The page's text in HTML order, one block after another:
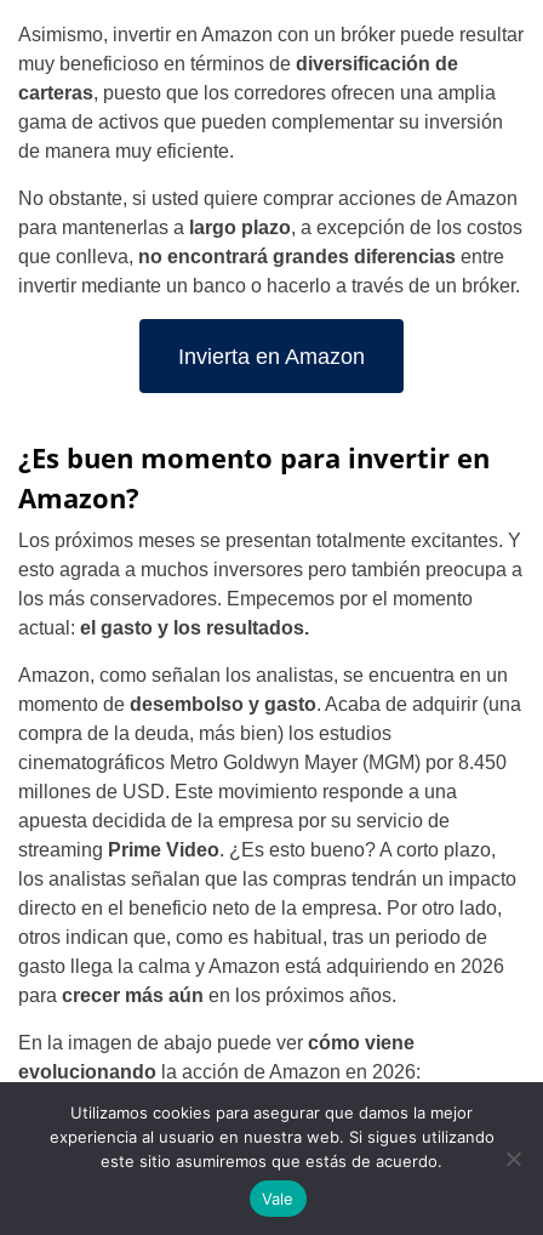
Asimismo, invertir en Amazon con un bróker puede resultar
muy beneficioso en términos de diversificación de
carteras, puesto que los corredores ofrecen una amplia
gama de activos que pueden complementar su inversión
de manera muy eficiente.
No obstante, si usted quiere comprar acciones de Amazon
para mantenerlas a largo plazo, a excepción de los costos
que conlleva, no encontrará grandes diferencias entre
invertir mediante un banco o hacerlo a través de un bróker.
Invierta en Amazon
¿Es buen momento para invertir en
Amazon?
Los próximos meses se presentan totalmente excitantes. Y
esto agrada a muchos inversores pero también preocupa a
los más conservadores. Empecemos por el momento
actual: el gasto y los resultados.
Amazon, como señalan los analistas, se encuentra en un
momento de desembolso y gasto. Acaba de adquirir (una
compra de la deuda, más bien) los estudios
cinematográficos Metro Goldwyn Mayer (MGM) por 8.450
millones de USD. Este movimiento responde a una
apuesta decidida de la empresa por su servicio de
streaming Prime Video. ¿Es esto bueno? A corto plazo,
los analistas señalan que las compras tendrán un impacto
directo en el beneficio neto de la empresa. Por otro lado,
otros indican que, como es habitual, tras un periodo de
gasto llega la calma y Amazon está adquiriendo en 2026
para crecer más aún en los próximos años.
En la imagen de abajo puede ver cómo viene
evolucionando la acción de Amazon en 2026:
Utilizamos cookies para asegurar que damos la mejor
experiencia al usuario en nuestra web. Si sigues utilizando
este sitio asumiremos que estás de acuerdo.
Vale